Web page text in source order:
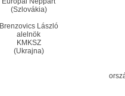
(Szlovákia)
Brenzovics László
alelnök
KMKSZ
(Ukrajna)